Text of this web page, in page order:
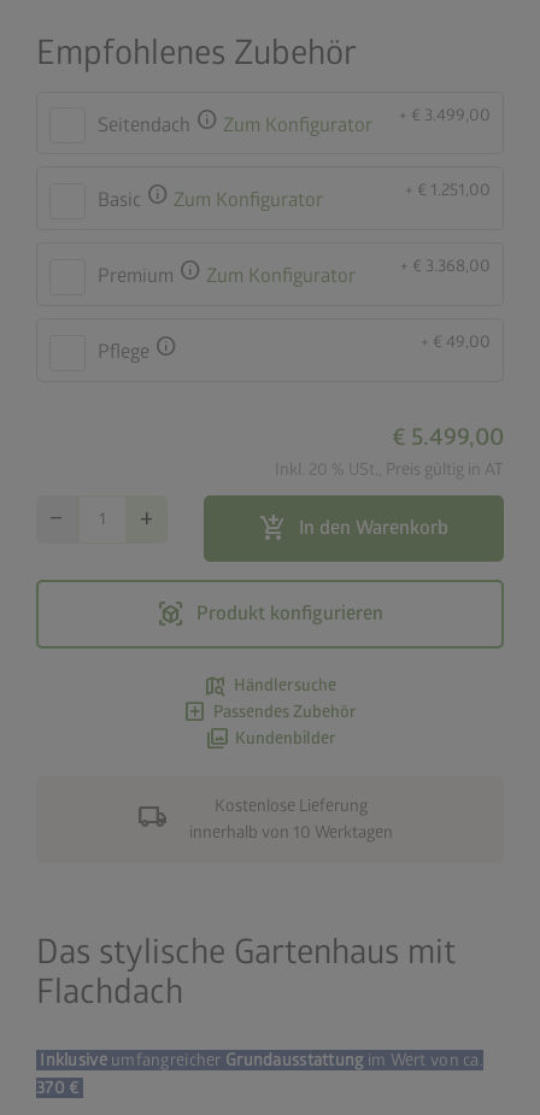
Empfohlenes Zubehör
Seitendach info Zum Konfigurator + € 3.499,00
Basic info Zum Konfigurator + € 1.251,00
Premium info Zum Konfigurator + € 3.368,00
Pflege info + € 49,00
€ 5.499,00
Inkl. 20 % USt., Preis gültig in AT
remove add add_shopping_cart In den Warenkorb
view_in_ar Produkt konfigurieren
map_search Händlersuche
add_box Passendes Zubehör
photo_library Kundenbilder
local_shipping
Kostenlose Lieferung
innerhalb von 10 Werktagen
Das stylische Gartenhaus mit
Flachdach
Inklusive umfangreicher Grundausstattung im Wert von ca.
370 €